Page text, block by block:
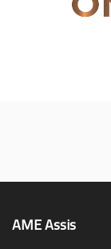
AME Assis